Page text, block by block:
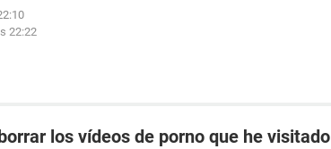
22:22
los vídeos de porno que he visitado